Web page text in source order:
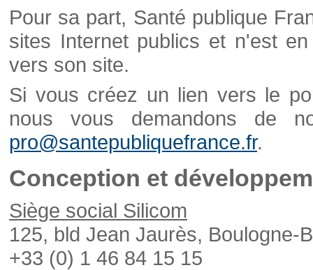
Pour sa part, Santé publique
sites Internet publics et n'est
vers son site.
Si vous créez un lien vers le
nous vous demandons de
pro@santepubliquefrance.fr.
Conception et
Siège social Silicom
125, bld Jean Jaurès, Boulogne-
+33 (0) 1 46 84 15 15